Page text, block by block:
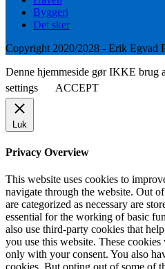
Byggeri
Det sker
Copyright 2020/2028 - Erik Egvad
Denne hjemmeside gør IKKE brug
settings
ACCEPT
Luk
Privacy Overview
This website uses cookies to
navigate through the website. Out
are categorized as necessary are
essential for the working of basic
also use third-party cookies that
you use this website. These
only with your consent. You also